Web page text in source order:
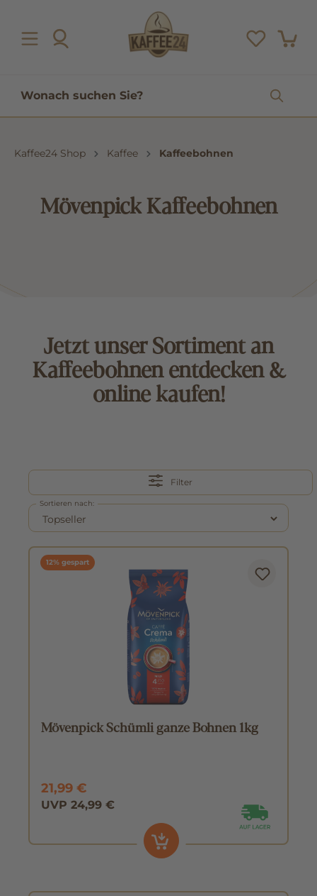
Kaffee24 Shop Kaffee Kaffeebohnen
Mövenpick Kaffeebohnen
Jetzt unser Sortiment an
Kaffeebohnen entdecken &
online kaufen!
Filter
Sortieren nach:
12% gespart
Mövenpick Schümli ganze Bohnen 1kg
21,99 €
UVP 24,99 €